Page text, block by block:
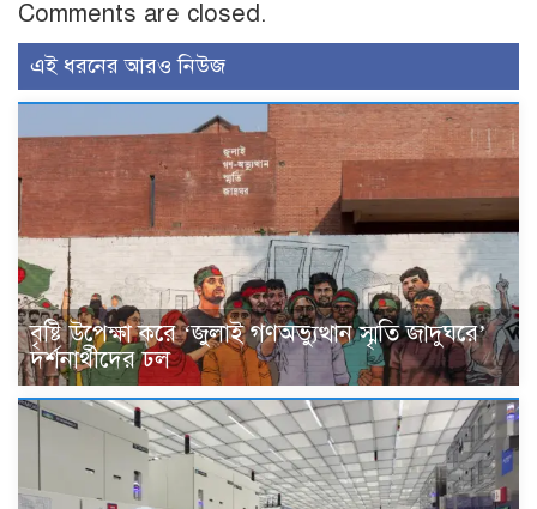
Comments are closed.
এই ধরনের আরও নিউজ
বৃষ্টি উপেক্ষা করে ‘জুলাই গণঅভ্যুত্থান স্মৃতি জাদুঘরে’
দর্শনার্থীদের ঢল